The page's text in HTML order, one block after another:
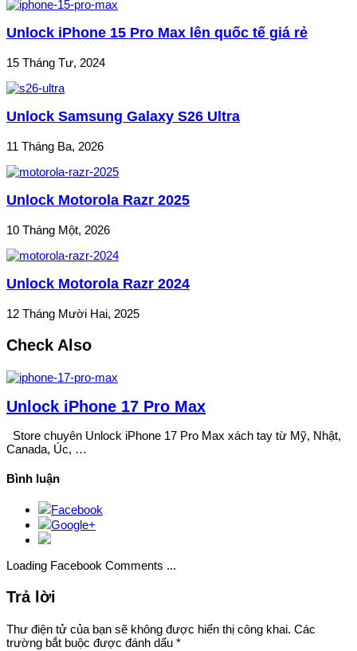
Unlock iPhone 15 Pro Max lên quốc tế giá rẻ
15 Tháng Tư, 2024
Unlock Samsung Galaxy S26 Ultra
11 Tháng Ba, 2026
Unlock Motorola Razr 2025
10 Tháng Một, 2026
Unlock Motorola Razr 2024
12 Tháng Mười Hai, 2025
Check Also
Unlock iPhone 17 Pro Max
Store chuyên Unlock iPhone 17 Pro Max xách tay từ Mỹ, Nhật,
Canada, Úc, …
Bình luận
Facebook
Google+
Loading Facebook Comments ...
Trả lời
Thư điện tử của bạn sẽ không được hiển thị công khai. Các
trường bắt buộc được đánh dấu *